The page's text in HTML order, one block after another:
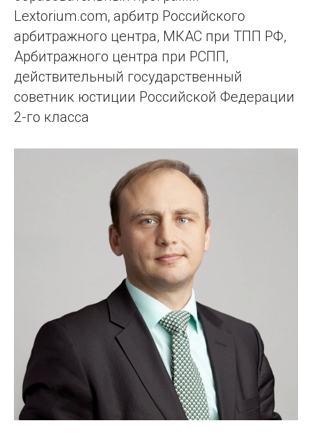
Lextorium.com, арбитр Российского
арбитражного центра, МКАС при ТПП РФ,
Арбитражного центра при РСПП,
действительный государственный
советник юстиции Российской Федерации
2-го класса